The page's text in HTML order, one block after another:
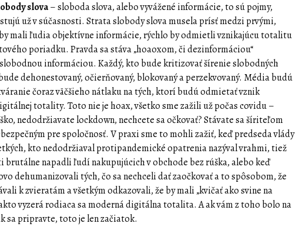
slova– sloboda slova, alebo vyvážené informácie, to sú pojmy,
už v súčasnosti. Strata slobody slova musela prísť medzi prvými,
mali ľudia objektívne informácie, rýchlo by odmietli vznikajúcu totalitu
poriadku. Pravda sa stáva „hoaoxom, či dezinformáciou“
informáciou. Každý, kto bude kritizovať šírenie slobodných
dehonestovaný, očierňovaný, blokovaný a perzekvovaný. Média budú
čoraz väčšieho nátlaku na tých, ktorí budú odmietať vznik
totality. Toto nie je hoax, všetko sme zažili už počas covidu –
nedodržiavate lockdown, nechcete sa očkovať? Stávate sa šíriteľom
pre spoločnosť. V praxi sme to mohli zažiť, keď predseda vlády
kto nedodržiaval protipandemické opatrenia nazýval vrahmi, tiež
brutálne napadli ľudí nakupujúcich v obchode bez rúška, alebo keď
dehumanizovali tých, čo sa nechceli dať zaočkovať a to spôsobom, že
k zvieratám a všetkým odkazovali, že by mali „kvičať ako svine na
vyzerá rodiaca sa moderná digitálna totalita. A ak vám z toho bolo na
sa pripravte, toto je len začiatok.